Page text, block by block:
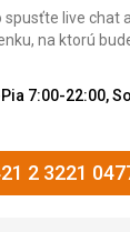
live chat
na ktorú
7:00-22:00,
2 3221